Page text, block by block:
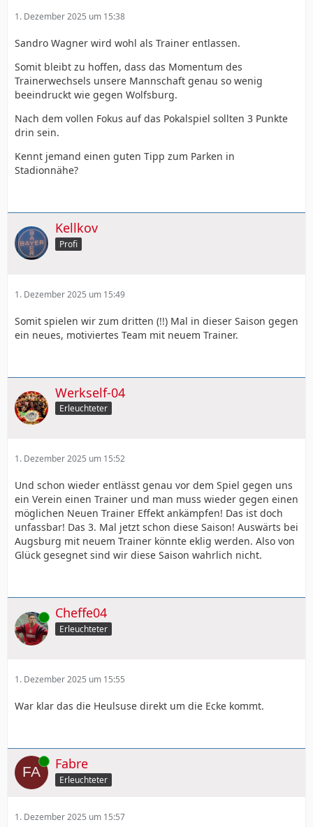
1. Dezember 2025 um 15:38
Sandro Wagner wird wohl als Trainer entlassen.
Somit bleibt zu hoffen, dass das Momentum des
Trainerwechsels unsere Mannschaft genau so wenig
beeindruckt wie gegen Wolfsburg.
Nach dem vollen Fokus auf das Pokalspiel sollten 3 Punkte
drin sein.
Kennt jemand einen guten Tipp zum Parken in
Stadionnähe?
Kellkov
Profi
1. Dezember 2025 um 15:49
Somit spielen wir zum dritten (!!) Mal in dieser Saison gegen
ein neues, motiviertes Team mit neuem Trainer.
Werkself-04
Erleuchteter
1. Dezember 2025 um 15:52
Und schon wieder entlässt genau vor dem Spiel gegen uns
ein Verein einen Trainer und man muss wieder gegen einen
möglichen Neuen Trainer Effekt ankämpfen! Das ist doch
unfassbar! Das 3. Mal jetzt schon diese Saison! Auswärts bei
Augsburg mit neuem Trainer könnte eklig werden. Also von
Glück gesegnet sind wir diese Saison wahrlich nicht.
Online Cheffe04
Erleuchteter
1. Dezember 2025 um 15:55
War klar das die Heulsuse direkt um die Ecke kommt.
Online Fabre
Erleuchteter
1. Dezember 2025 um 15:57